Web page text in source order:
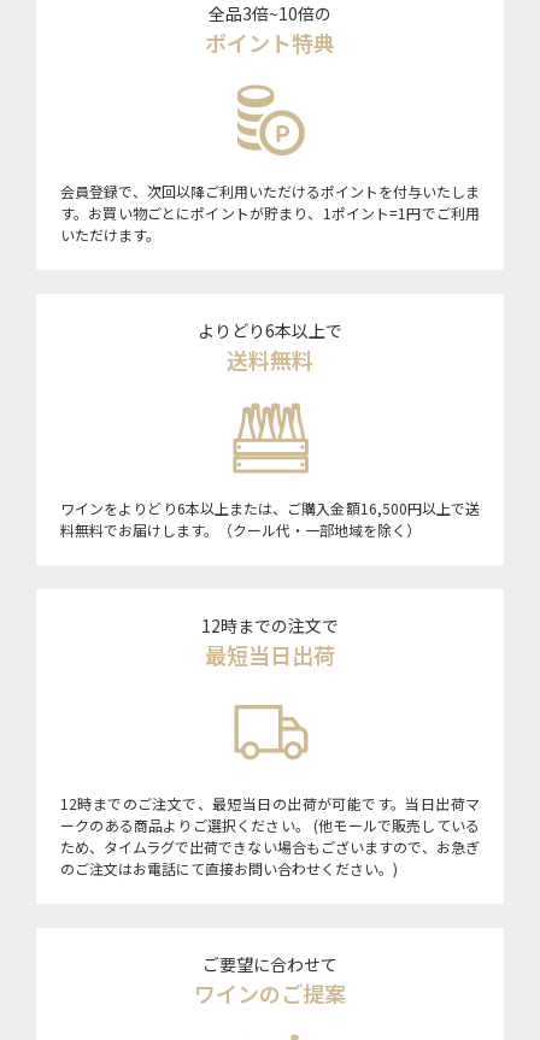
全品3倍~10倍の
ポイント特典
会員登録で、次回以降ご利用いただけるポイントを付与いたしま
す。お買い物ごとにポイントが貯まり、1ポイント=1円でご利用
いただけます。
よりどり6本以上で
送料無料
ワインをよりどり6本以上または、ご購入金額16,500円以上で送
料無料でお届けします。（クール代・一部地域を除く）
12時までの注文で
最短当日出荷
12時までのご注文で、最短当日の出荷が可能です。当日出荷マ
ークのある商品よりご選択ください。 (他モールで販売している
ため、タイムラグで出荷できない場合もございますので、お急ぎ
のご注文はお電話にて直接お問い合わせください。)
ご要望に合わせて
ワインのご提案